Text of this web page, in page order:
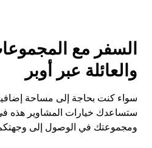
السفر مع
والعائلة عبر أوبر
سواء كنت بحاجة إلى مساحة
ومجموعتك في الوصول إلى